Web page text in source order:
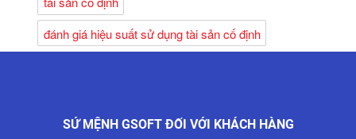
đánh giá hiệu suất sử dụng tài sản cố định
SỨ MỆNH GSOFT ĐỐI VỚI KHÁCH HÀNG